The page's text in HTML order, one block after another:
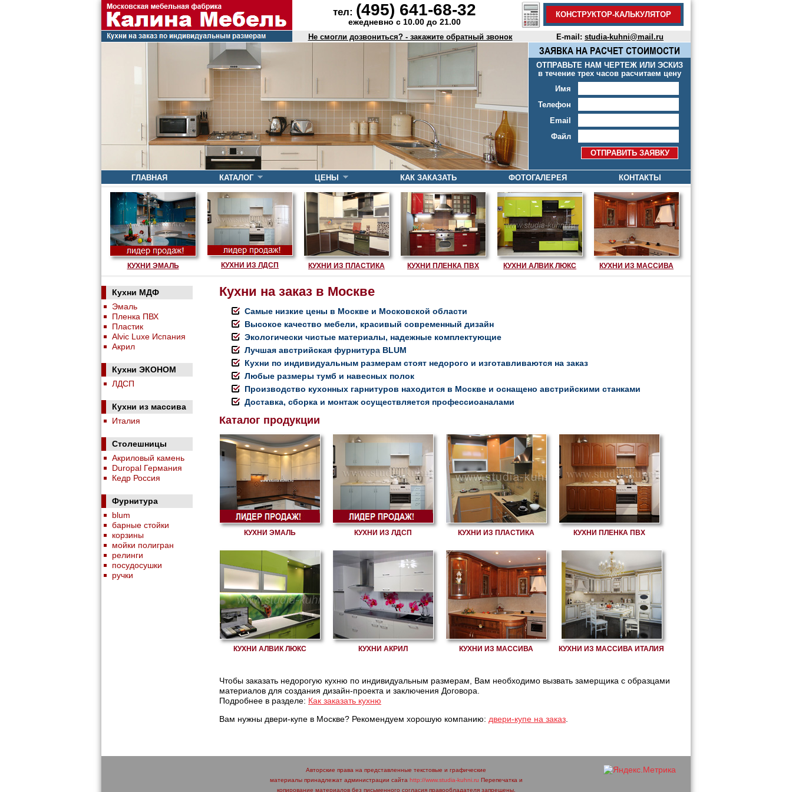
тел: (495) 641-68-32
ежедневно с 10.00 до 21.00
КОНСТРУКТОР-КАЛЬКУЛЯТОР
Не смогли дозвониться? - закажите обратный звонок E-mail: studia-kuhni@mail.ru
ЗАЯВКА НА РАСЧЕТ СТОИМОСТИ
ОТПРАВЬТЕ НАМ ЧЕРТЕЖ ИЛИ ЭСКИЗ
в течение трех часов расчитаем цену
Имя
Телефон
Email
Файл
ГЛАВНАЯ КАТАЛОГ ЦЕНЫ КАК ЗАКАЗАТЬ ФОТОГАЛЕРЕЯ КОНТАКТЫ
КУХНИ ЭМАЛЬ КУХНИ ИЗ ЛДСП КУХНИ ИЗ ПЛАСТИКА КУХНИ ПЛЕНКА ПВХ КУХНИ АЛВИК ЛЮКС КУХНИ ИЗ МАССИВА
Кухни МДФ
Эмаль
Пленка ПВХ
Пластик
Alvic Luxe Испания
Акрил
Кухни ЭКОНОМ
ЛДСП
Кухни из массива
Италия
Столешницы
Акриловый камень
Duropal Германия
Кедр Россия
Фурнитура
blum
барные стойки
корзины
мойки полигран
релинги
посудосушки
ручки
Кухни на заказ в Москве
Самые низкие цены в Москве и Московской области
Высокое качество мебели, красивый современный дизайн
Экологически чистые материалы, надежные комплектующие
Лучшая австрийская фурнитура BLUM
Кухни по индивидуальным размерам стоят недорого и изготавливаются на заказ
Любые размеры тумб и навесных полок
Производство кухонных гарнитуров находится в Москве и оснащено австрийскими станками
Доставка, сборка и монтаж осуществляется профессиоаналами
Каталог продукции
КУХНИ ЭМАЛЬ КУХНИ ИЗ ЛДСП КУХНИ ИЗ ПЛАСТИКА КУХНИ ПЛЕНКА ПВХ
КУХНИ АЛВИК ЛЮКС КУХНИ АКРИЛ КУХНИ ИЗ МАССИВА КУХНИ ИЗ МАССИВА ИТАЛИЯ
Чтобы заказать недорогую кухню по индивидуальным размерам, Вам необходимо вызвать замерщика с образцами
материалов для создания дизайн-проекта и заключения Договора.
Подробнее в разделе: Как заказать кухню
Вам нужны двери-купе в Москве? Рекомендуем хорошую компанию: двери-купе на заказ
Авторские права на представленные текстовые и графические
материалы принадлежат администрации сайта http://www.studia-kuhni.ru Перепечатка и
копирование материалов без письменного согласия правообладателя запрещены.